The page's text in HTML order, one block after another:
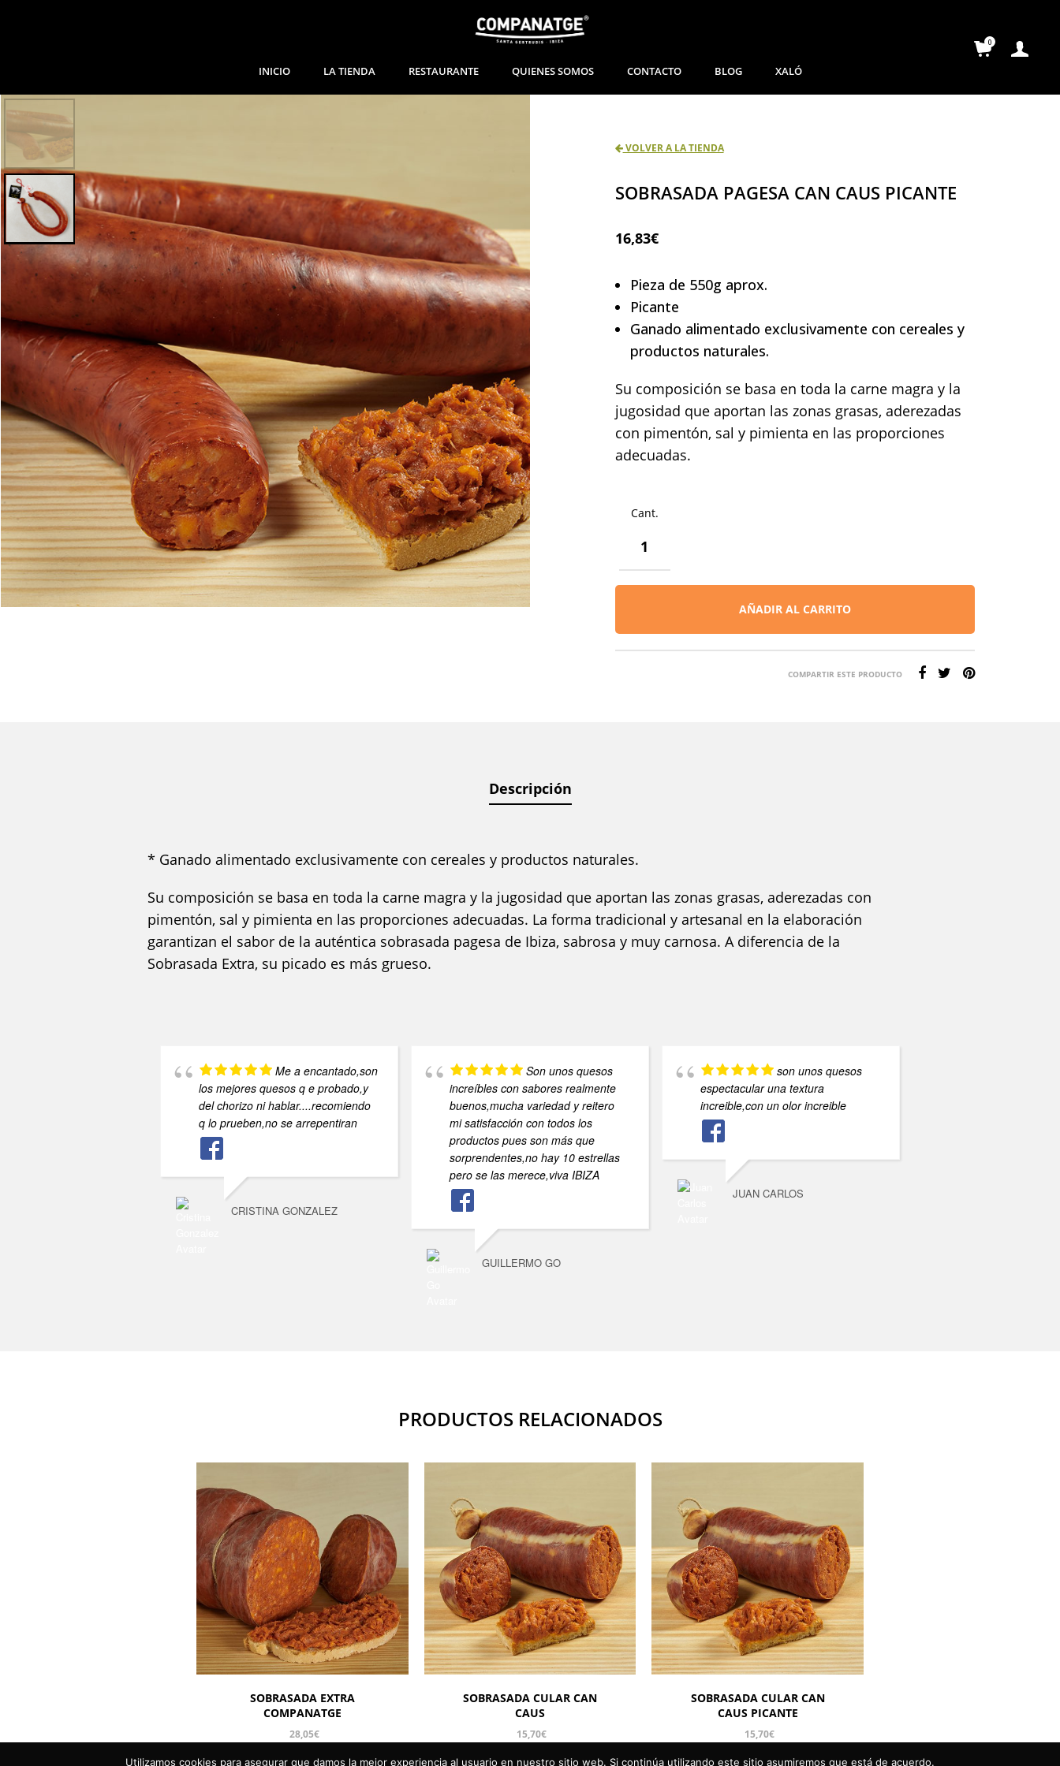
INICIO LA TIENDA RESTAURANTE QUIENES SOMOS CONTACTO BLOG XALÓ
0
SOBRASADA PAGESA CAN CAUS PICANTE
16,83€
Pieza de 550g aprox.
Picante
Ganado alimentado exclusivamente con cereales y
productos naturales.
Su composición se basa en toda la carne magra y la
jugosidad que aportan las zonas grasas, aderezadas
con pimentón, sal y pimienta en las proporciones
adecuadas.
PAGESA
CAN
CAUS
AÑADIR AL CARRITO
COMPARTIR ESTE PRODUCTO
Descripción
* Ganado alimentado exclusivamente con cereales y productos naturales.
Su composición se basa en toda la carne magra y la jugosidad que aportan las zonas grasas, aderezadas con
pimentón, sal y pimienta en las proporciones adecuadas. La forma tradicional y artesanal en la elaboración
garantizan el sabor de la auténtica sobrasada pagesa de Ibiza, sabrosa y muy carnosa. A diferencia de la
Sobrasada Extra, su picado es más grueso.
Me a encantado,son
los mejores quesos q e probado,y
del chorizo ni hablar....recomiendo
q lo prueben,no se arrepentiran
CRISTINA GONZALEZ
Son unos quesos
increíbles con sabores realmente
buenos,mucha variedad y reitero
mi satisfacción con todos los
productos pues son más que
sorprendentes,no hay 10 estrellas
pero se las merece,viva IBIZA
GUILLERMO GO
son unos quesos
espectacular una textura
increible,con un olor increible
JUAN CARLOS
PRODUCTOS RELACIONADOS
SOBRASADA EXTRA
COMPANATGE
28,05€
SOBRASADA CULAR CAN
CAUS
15,70€
SOBRASADA CULAR CAN
CAUS PICANTE
15,70€
Utilizamos cookies para asegurar que damos la mejor experiencia al usuario en nuestro sitio web. Si continúa utilizando este sitio asumiremos que está de acuerdo.